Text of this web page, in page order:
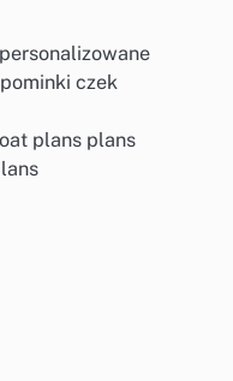
czek
plans plans